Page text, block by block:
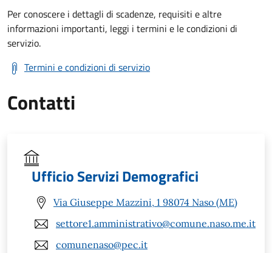
Per conoscere i dettagli di scadenze, requisiti e altre
informazioni importanti, leggi i termini e le condizioni di
servizio.
Termini e condizioni di servizio
Contatti
Ufficio Servizi Demografici
Via Giuseppe Mazzini, 1 98074 Naso (ME)
settore1.amministrativo@comune.naso.me.it
comunenaso@pec.it